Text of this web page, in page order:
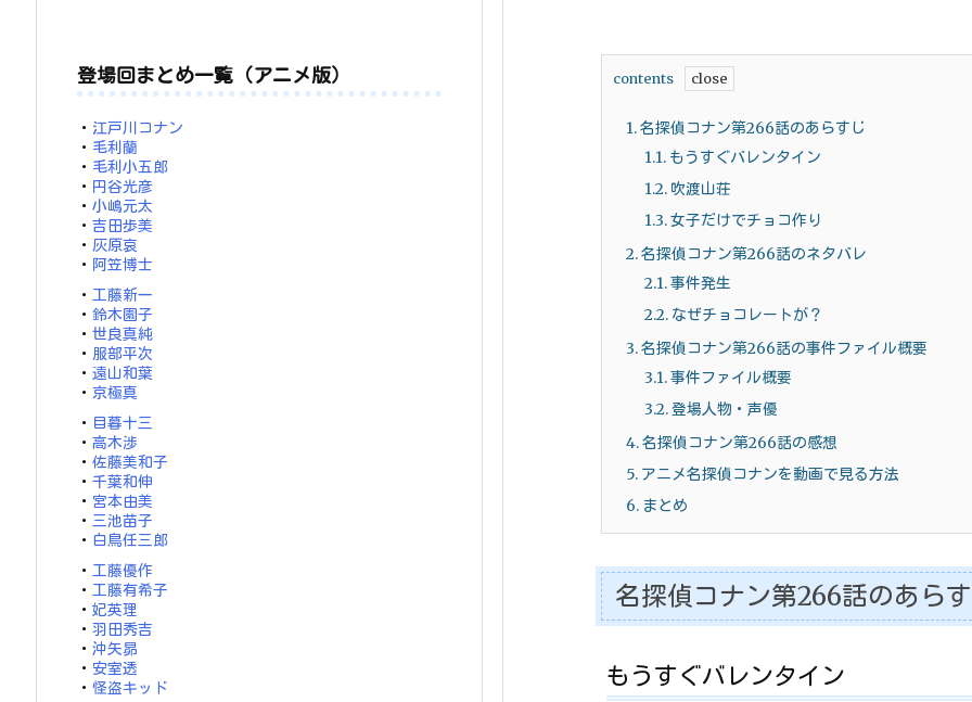
contents
1.名探偵コナン第266話のあらすじ
1.1. もうすぐバレンタイン
1.2. 吹渡山荘
1.3.女子だけでチョコ作り
2.名探偵コナン第266話のネタバレ
2.1.事件発生
2.2. なぜチョコレートが？
3.名探偵コナン第266話の事件ファイル概要
3.1.事件ファイル概要
3.2.登場人物・声優
4.名探偵コナン第266話の感想
5. アニメ名探偵コナンを動画で見る方法
6. まとめ
名探偵コナン第266話のあら
もうすぐバレンタイン
登場回まとめ一覧（アニメ版）
・ 江戸川コナン
・ 毛利蘭
・ 毛利小五郎
・ 円谷光彦
・ 小嶋元太
・ 吉田歩美
・ 灰原哀
・ 阿笠博士
・ 工藤新一
・ 鈴木園子
・ 世良真純
・ 服部平次
・ 遠山和葉
・ 京極真
・ 目暮十三
・ 高木渉
・ 佐藤美和子
・ 千葉和伸
・ 宮本由美
・ 三池苗子
・ 白鳥任三郎
・ 工藤優作
・ 工藤有希子
・ 妃英理
・ 羽田秀吉
・ 沖矢昴
・ 安室透
・ 怪盗キッド